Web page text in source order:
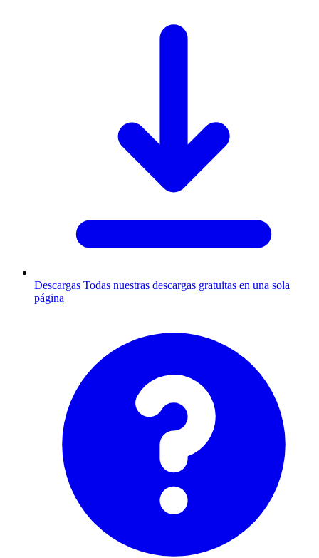
Descargas Todas nuestras descargas gratuitas en una sola
página